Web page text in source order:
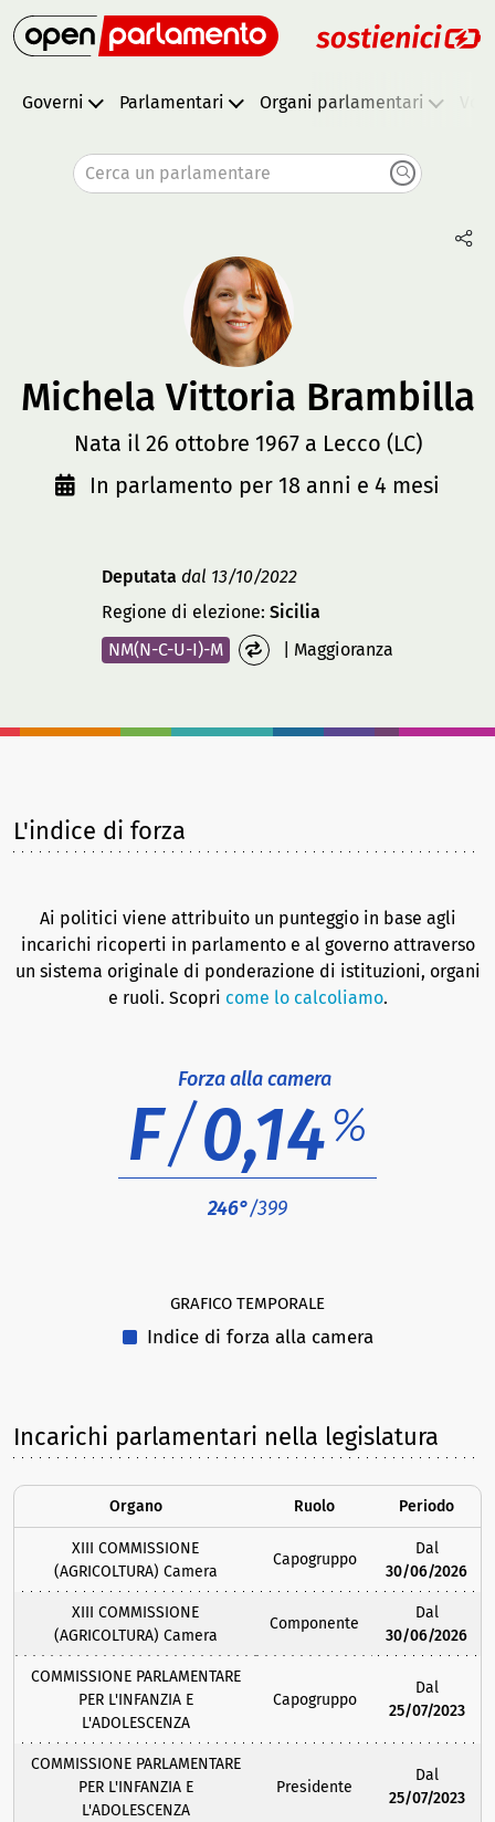
Governi Parlamentari Organi parlamentari
Cerca un parlamentare
Michela Vittoria Brambilla
Nata il 26 ottobre 1967 a Lecco (LC)
In parlamento per 18 anni e 4 mesi
Deputata dal 13/10/2022
Regione di elezione:Sicilia
NM(N-C-U-I)-M
Maggioranza
L'indice di forza
Ai politici viene attribuito un punteggio in base agli
incarichi ricoperti in parlamento e al governo attraverso
un sistema originale di ponderazione di istituzioni, organi
e ruoli. Scopri come lo calcoliamo.
Forza alla camera
F/0,14%
246°/399
GRAFICO TEMPORALE
Indice di forza alla camera
Incarichi parlamentari nella legislatura
Organo Ruolo Periodo
XIII COMMISSIONE
(AGRICOLTURA) Camera
Capogruppo
Dal
30/06/2026
XIII COMMISSIONE
(AGRICOLTURA) Camera
Componente
Dal
30/06/2026
COMMISSIONE PARLAMENTARE
PER L'INFANZIA E
L'ADOLESCENZA
Capogruppo
Dal
25/07/2023
COMMISSIONE PARLAMENTARE
PER L'INFANZIA E
L'ADOLESCENZA
Presidente
Dal
25/07/2023